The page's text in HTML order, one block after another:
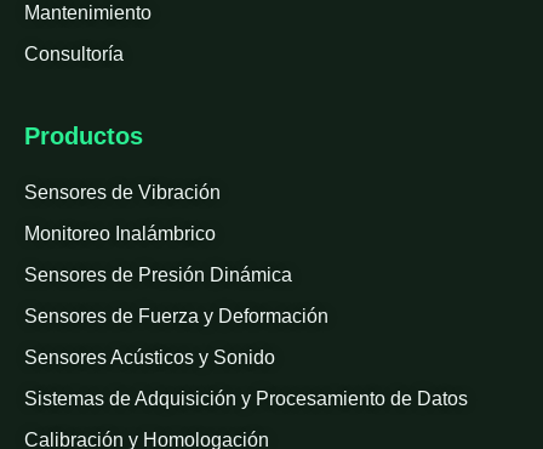
Mantenimiento
Consultoría
Productos
Sensores de Vibración
Monitoreo Inalámbrico
Sensores de Presión Dinámica
Sensores de Fuerza y Deformación
Sensores Acústicos y Sonido
Sistemas de Adquisición y Procesamiento de Datos
Calibración y Homologación